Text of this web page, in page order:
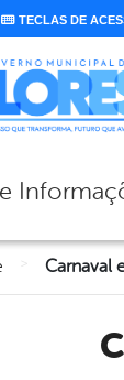
TECLAS DE
de
Carnaval